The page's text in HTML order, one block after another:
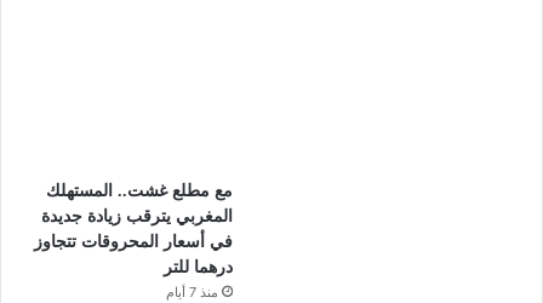
مع مطلع غشت.. المستهلك
المغربي يترقب زيادة جديدة
في أسعار المحروقات تتجاوز
درهما للتر
منذ 7 أيام